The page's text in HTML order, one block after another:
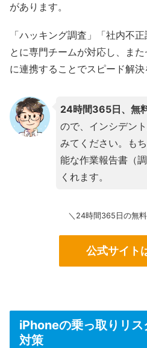
があります。
「ハッキング調査」「社内不
とに専門チームが対応し、ま
に連携することでスピード解決
24時間365日、無
ので、インシデン
みてください。も
能な作業報告書（
くれます。
＼24時間365日の無
公式サイト
iPhoneの乗っ取りリ
対策